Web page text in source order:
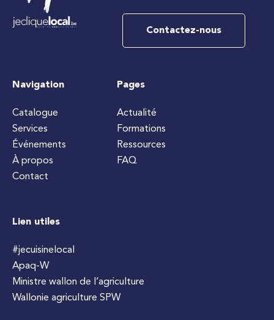
Contactez-nous
Navigation
Catalogue
Services
Événements
À propos
Contact
Pages
Actualité
Formations
Ressources
FAQ
Lien utiles
#jecuisinelocal
Apaq-W
Ministre wallon de l’agriculture
Wallonie agriculture SPW